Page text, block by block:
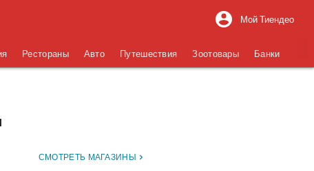
Мой Тиендео
Рестораны Авто Путешествия Зоотовары Банки
СМОТРЕТЬ МАГАЗИНЫ